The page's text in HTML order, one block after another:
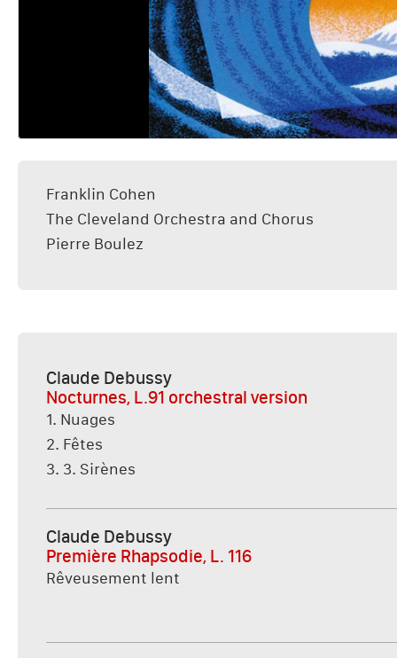
Franklin Cohen
The Cleveland Orchestra and Chorus
Pierre Boulez
Claude Debussy
Nocturnes, L.91 orchestral version
1. Nuages
2. Fêtes
3. 3. Sirènes
Claude Debussy
Première Rhapsodie, L. 116
Rêveusement lent